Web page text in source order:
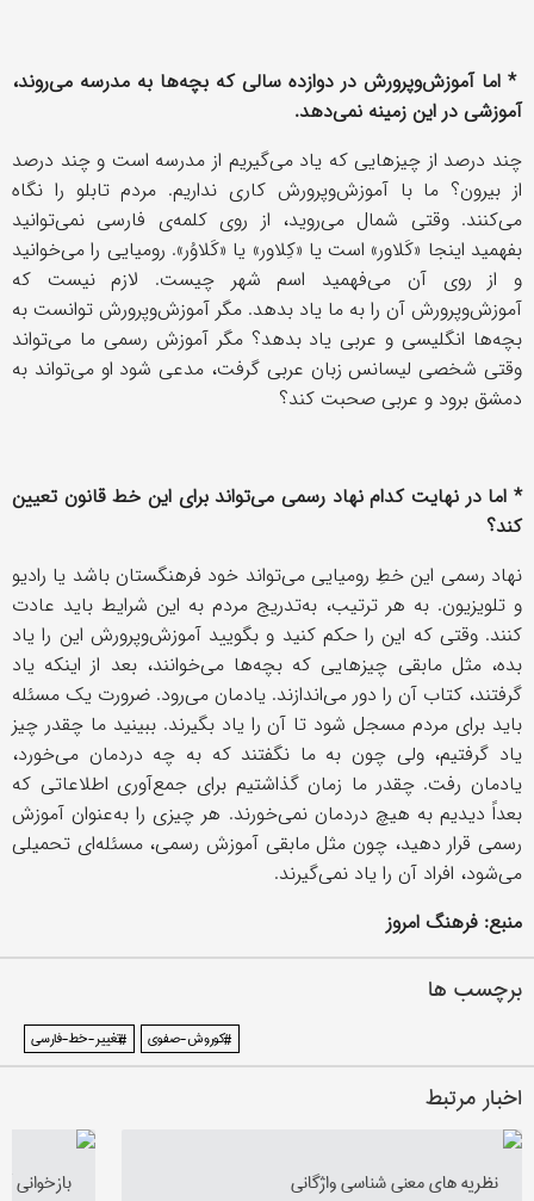
* اما آموزش‌وپرورش در دوازده سالی که بچه‌ها به مدرسه می‌روند،
آموزشی در این زمینه نمی‌دهد.
چند درصد از چیزهایی که یاد می‌گیریم از مدرسه است و چند درصد
از بیرون؟ ما با آموزش‌وپرورش کاری نداریم. مردم تابلو را نگاه
می‌کنند. وقتی شمال می‌روید، از روی کلمه‌ی فارسی نمی‌توانید
بفهمید اینجا «کَلاور» است یا «کِلاور» یا «کَلاوُر». رومیایی را می‌خوانید
و از روی آن می‌فهمید اسم شهر چیست. لازم نیست که
آموزش‌وپرورش آن را به ما یاد بدهد. مگر آموزش‌وپرورش توانست به
بچه‌ها انگلیسی و عربی یاد بدهد؟ مگر آموزش رسمی ما می‌تواند
وقتی شخصی لیسانس زبان عربی گرفت، مدعی شود او می‌تواند به
دمشق برود و عربی صحبت کند؟
* اما در نهایت کدام نهاد رسمی می‌تواند برای این خط قانون تعیین
کند؟
نهاد رسمی این خطِ رومیایی می‌تواند خود فرهنگستان باشد یا رادیو
و تلویزیون. به هر ترتیب، به‌تدریج مردم به این شرایط باید عادت
کنند. وقتی که این را حکم کنید و بگویید آموزش‌وپرورش این را یاد
بده، مثل مابقی چیزهایی که بچه‌ها می‌خوانند، بعد از اینکه یاد
گرفتند، کتاب آن را دور می‌اندازند. یادمان می‌رود. ضرورت یک مسئله
باید برای مردم مسجل شود تا آن را یاد بگیرند. ببینید ما چقدر چیز
یاد گرفتیم، ولی چون به ما نگفتند که به چه دردمان می‌خورد،
یادمان رفت. چقدر ما زمان گذاشتیم برای جمع‌آوری اطلاعاتی که
بعداً دیدیم به هیچ دردمان نمی‌خورند. هر چیزی را به‌عنوان آموزش
رسمی قرار دهید، چون مثل مابقی آموزش رسمی، مسئله‌ای تحمیلی
می‌شود، افراد آن را یاد نمی‌گیرند.
منبع: فرهنگ امروز
برچسب ها
#کوروش-صفوی #تغییر-خط-فارسی
اخبار مرتبط
نظریه‌ های معنی‌ شناسی واژگانی
بازخوانی